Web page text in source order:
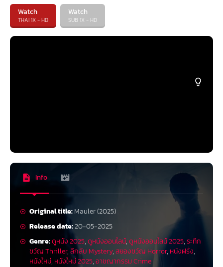
Watch
THAI 1X - HD
Watch
SUB 1X - HD
Info
Original title:Mauler (2025)
Release date:20-05-2025
Genre:ดูหนัง 2025,ดูหนังออนไลน์,ดูหนังออนไลน์ 2025,ระทึก
ขวัญ Thriller,ลึกลับ Mystery,สยองขวัญ Horror, หนังฝรั่ง,
หนังใหม่, หนังใหม่ 2025,อาชญากรรม Crime